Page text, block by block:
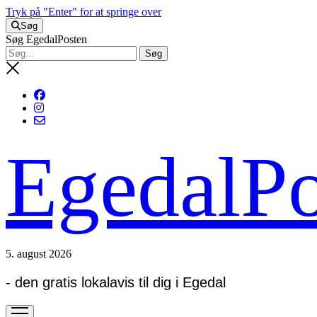
Tryk på "Enter" for at springe over
Søg
Søg EgedalPosten
5. august 2026
- den gratis lokalavis til dig i Egedal
open